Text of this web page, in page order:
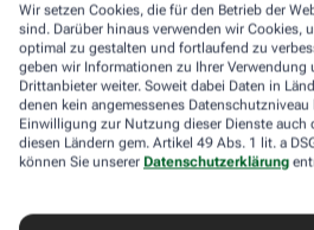
Wir setzen Cookies, die für den Betrieb der
sind. Darüber hinaus verwenden wir Cookies,
optimal zu gestalten und fortlaufend zu
geben wir Informationen zu Ihrer Verwendung
Drittanbieter weiter. Soweit dabei Daten in
denen kein angemessenes
Einwilligung zur Nutzung dieser Dienste auch
diesen Ländern gem. Artikel 49 Abs. 1 lit. a
können Sie unserer Datenschutzerklärung